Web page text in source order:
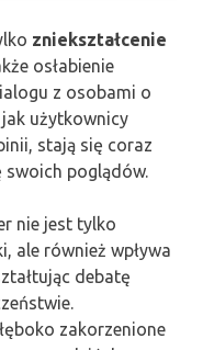
zniekształcenie
osłabienie
z osobami o
użytkownicy
stają się coraz
poglądów.
nie jest tylko
ale również wpływa
debatę
zakorzenione